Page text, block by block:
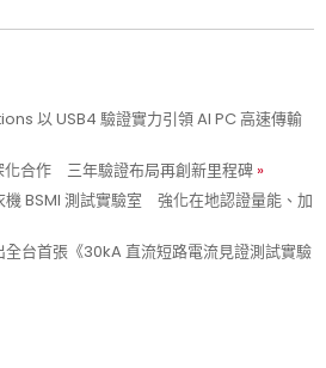
以 USB4 驗證實力引領 AI PC 高速傳輸
合作 三年驗證布局再創新里程碑
BSMI 測試實驗室 強化在地認證量能、加
台首張《30kA 直流短路電流見證測試實驗